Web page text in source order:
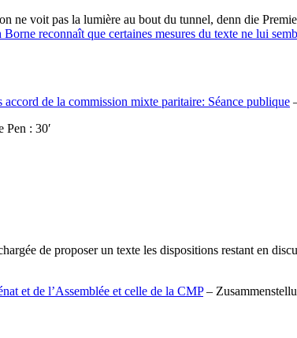
ne voit pas la lumière au bout du tunnel, denn die
Borne reconnaît que certaines mesures du texte ne lui
de la commission mixte paritaire: Séance publique
Pen : 30′
de proposer un texte les dispositions restant en
et de l’Assemblée et celle de la CMP–